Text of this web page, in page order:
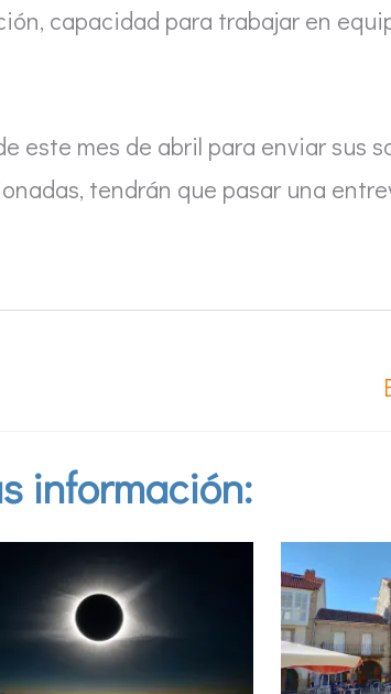
capacidad para trabajar en
este mes de abril para enviar sus
tendrán que pasar una
información: